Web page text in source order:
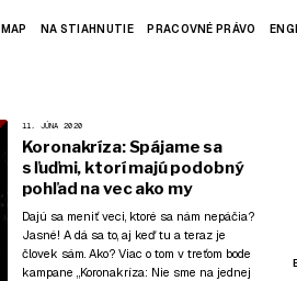
MAP NA STIAHNUTIE PRACOVNÉ PRÁVO
11. JÚNA 2020
Koronakríza: Spájame sa
s ľuďmi, ktorí majú podobný
pohľad na vec ako my
Dajú sa meniť veci, ktoré sa nám nepáčia?
Jasné! A dá sa to, aj keď tu a teraz je
človek sám. Ako? Viac o tom v treťom bode
kampane „Koronakríza: Nie sme na jednej